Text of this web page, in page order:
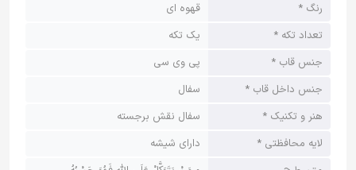
رنگ *
قهوه ای
تعداد تکه *
یک تکه
جنس قاب *
پی وی سی
جنس داخل قاب *
سفال
هنر و تکنیک *
سفال نقش برجسته
لایه محافظتی *
دارای شیشه